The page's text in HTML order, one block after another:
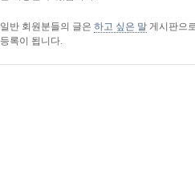
일반 회원분들의 글은 하고 싶은 말게시판으로
등록이 됩니다.